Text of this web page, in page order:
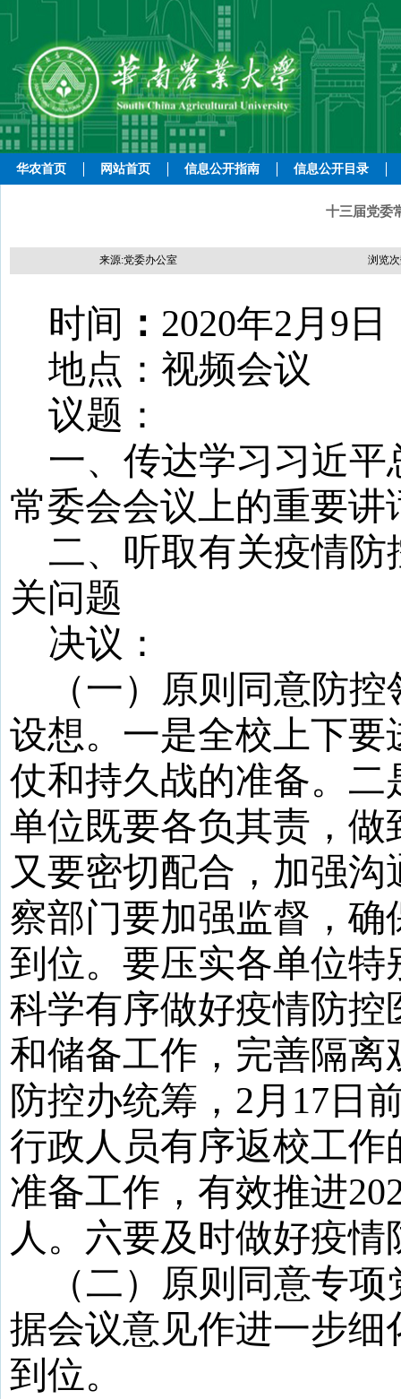
华农首页 网站首页 信息公开指南 信息公开目录
十三届党委
来源:党委办公室 浏览
时间 ： 2020年2月9日
地点： 视频会议
议题：
一、 传达学习习近平
常委会会议上的重要讲
二、听取有关疫情
关问题
决议：
（一）原则同意防
设想。一是全校上下
仗和持久战的准备。
单位既要各负其责，
又要密切配合，加强
察部门要加强监督，
到位。要压实各单位
科学有序做好疫情防
和储备工作，完善隔
防控办统筹，2月17日
行政人员有序返校工
准备工作，有效推进
人。六要及时做好疫
（二）原则同意专项
据会议意见作进一步细
到位。